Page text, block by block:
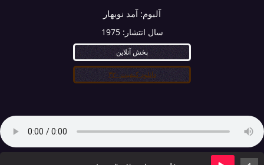
آلبوم:آمد نوبهار
سال انتشار:1975
پخش آنلاین
دانلود کیفیت ۳۲۰